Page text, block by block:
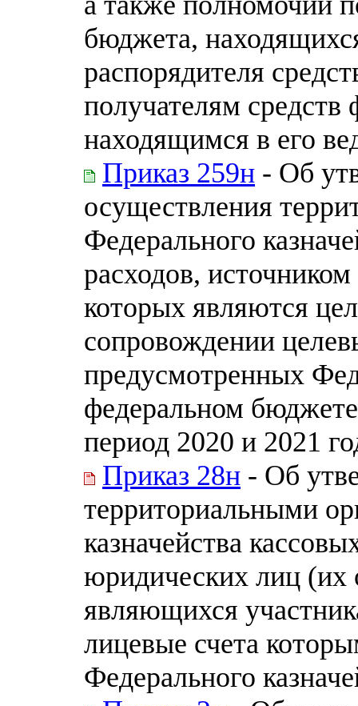
бюджета,
распорядителя
получателям
находящимся в его
Приказ 259н - Об
осуществления
Федерального
расходов,
которых являются
сопровождении
предусмотренных
федеральном
период 2020 и 2021
Приказ 28н - Об
территориальными
казначейства
юридических лиц (их
являющихся
лицевые счета
Федерального